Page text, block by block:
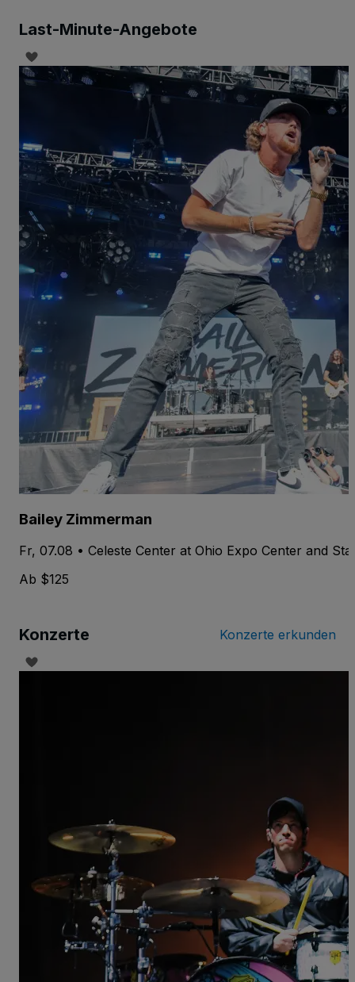
Last-Minute-Angebote
Bailey Zimmerman
Fr, 07.08 • Celeste Center at Ohio Expo Center and
Ab $125
Konzerte Konzerte erkunden